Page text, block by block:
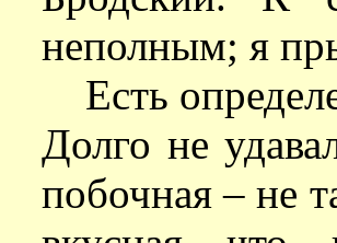
неполным; я
Есть
Долго не
побочная – не